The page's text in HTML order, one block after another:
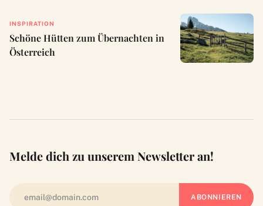
INSPIRATION
Schöne Hütten zum Übernachten in
Österreich
Melde dich zu unserem Newsletter an!